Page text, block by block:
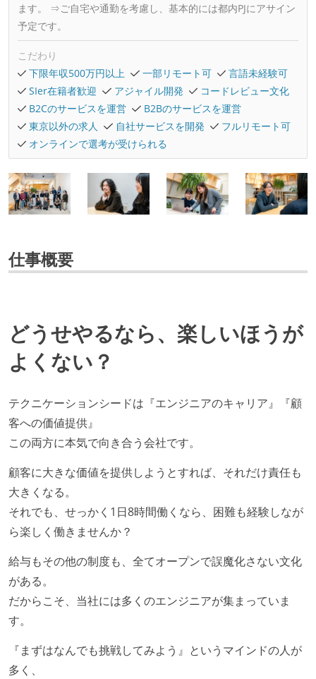
ます。 ⇒ご自宅や通勤を考慮し、基本的には都内PJにアサイン
予定です。
こだわり
下限年収500万円以上
一部リモート可
言語未経験可
SIer在籍者歓迎
アジャイル開発
コードレビュー文化
B2Cのサービスを運営
B2Bのサービスを運営
東京以外の求人
自社サービスを開発
フルリモート可
オンラインで選考が受けられる
仕事概要
どうせやるなら、楽しいほうが
よくない？
テクニケーションシードは『エンジニアのキャリア』『顧
客への価値提供』
この両方に本気で向き合う会社です。
顧客に大きな価値を提供しようとすれば、それだけ責任も
大きくなる。
それでも、せっかく1日8時間働くなら、困難も経験しなが
ら楽しく働きませんか？
給与もその他の制度も、全てオープンで誤魔化さない文化
がある。
だからこそ、当社には多くのエンジニアが集まっていま
す。
『まずはなんでも挑戦してみよう』というマインドの人が
多く、